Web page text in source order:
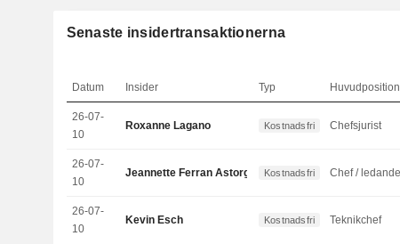
Senaste insidertransaktionerna
Datum Insider Typ Huvudposition
26-07-
10
Roxanne Lagano Kostnadsfri Chefsjurist
26-07-
10
Jeannette Ferran Astorga Kostnadsfri
26-07-
10
Kevin Esch Kostnadsfri Teknikchef